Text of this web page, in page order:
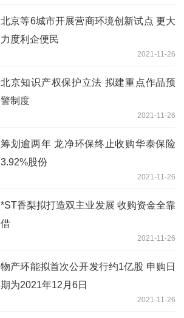
北京等6城市开展营商环境创新试点 更大
力度利企便民
2021-11-26
北京知识产权保护立法 拟建重点作品预
警制度
2021-11-26
筹划逾两年 龙净环保终止收购华泰保险
3.92%股份
2021-11-26
*ST香梨拟打造双主业发展 收购资金全靠
借
2021-11-26
物产环能拟首次公开发行约1亿股 申购日
期为2021年12月6日
2021-11-26